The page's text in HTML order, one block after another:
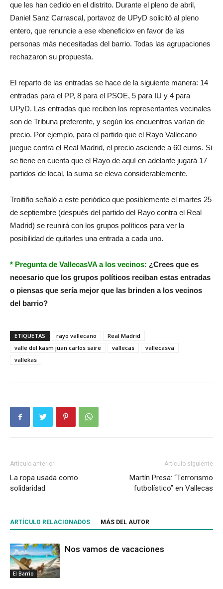
que les han cedido en el distrito. Durante el pleno de abril,
Daniel Sanz Carrascal, portavoz de UPyD solicitó al pleno
entero, que renuncie a ese «beneficio» en favor de las
personas más necesitadas del barrio. Todas las agrupaciones
rechazaron su propuesta.
El reparto de las entradas se hace de la siguiente manera: 14
entradas para el PP, 8 para el PSOE, 5 para IU y 4 para
UPyD. Las entradas que reciben los representantes vecinales
son de Tribuna preferente, y según los encuentros varían de
precio. Por ejemplo, para el partido que el Rayo Vallecano
juegue contra el Real Madrid, el precio asciende a 60 euros. Si
se tiene en cuenta que el Rayo de aquí en adelante jugará 17
partidos de local, la suma se eleva considerablemente.
Troitiño señaló a este periódico que posiblemente el martes 25
de septiembre (después del partido del Rayo contra el Real
Madrid) se reunirá con los grupos políticos para ver la
posibilidad de quitarles una entrada a cada uno.
* Pregunta de VallecasVA a los vecinos: ¿Crees que es
necesario que los grupos políticos reciban estas entradas
o piensas que sería mejor que las brinden a los vecinos
del barrio?
ETIQUETAS rayo vallecano
Real Madrid
valle del kasm juan carlos saire
vallecas
vallecasva
vallekas
Artículo anterior
La ropa usada como
solidaridad
Artículo siguiente
Martín Presa: “Terrorismo
futbolístico” en Vallecas
ARTÍCULO RELACIONADOS MÁS DEL AUTOR
El Barrio
Nos vamos de vacaciones